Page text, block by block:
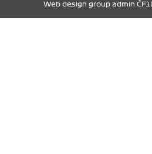
Web design group admin